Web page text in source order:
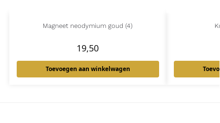
Magneet neodymium goud (4)
19,50
Toevoegen aan winkelwagen